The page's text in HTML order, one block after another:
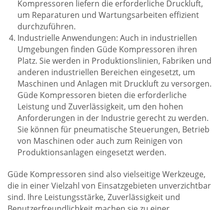
Kompressoren liefern die erforderliche Druckluft,
um Reparaturen und Wartungsarbeiten effizient
durchzuführen.
Industrielle Anwendungen: Auch in industriellen
Umgebungen finden Güde Kompressoren ihren
Platz. Sie werden in Produktionslinien, Fabriken und
anderen industriellen Bereichen eingesetzt, um
Maschinen und Anlagen mit Druckluft zu versorgen.
Güde Kompressoren bieten die erforderliche
Leistung und Zuverlässigkeit, um den hohen
Anforderungen in der Industrie gerecht zu werden.
Sie können für pneumatische Steuerungen, Betrieb
von Maschinen oder auch zum Reinigen von
Produktionsanlagen eingesetzt werden.
Güde Kompressoren sind also vielseitige Werkzeuge,
die in einer Vielzahl von Einsatzgebieten unverzichtbar
sind. Ihre Leistungsstärke, Zuverlässigkeit und